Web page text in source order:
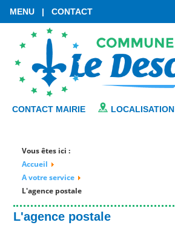
CONTACT MAIRIE LOCALISATION
MENU | CONTACT
Vous êtes ici :
Accueil
A votre service
L'agence postale
L'agence postale